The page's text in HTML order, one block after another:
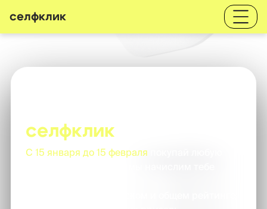
селфклик
селфклик
C 15 января до 15 февраля